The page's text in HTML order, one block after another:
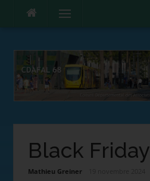
Menu
Black Friday
Mathieu Greiner